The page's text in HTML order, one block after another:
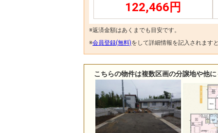
122,466円
※返済金額はあくまでも目安です。
※会員登録(無料)をして詳細情報を記入されます
こちらの物件は複数区画の分譲地や他